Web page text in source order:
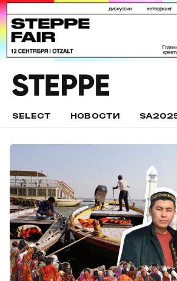
SELECT НОВОСТИ